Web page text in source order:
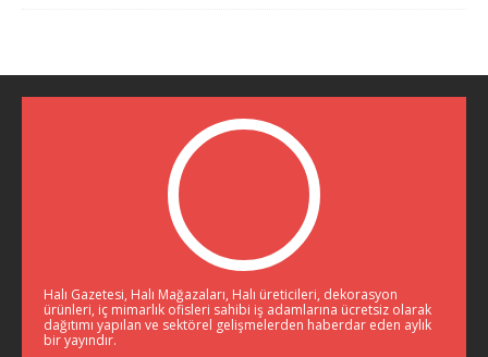
Halı Gazetesi, Halı Mağazaları, Halı üreticileri, dekorasyon
ürünleri, iç mimarlık ofisleri sahibi iş adamlarına ücretsiz olarak
dağıtımı yapılan ve sektörel gelişmelerden haberdar eden aylık
bir yayındır.